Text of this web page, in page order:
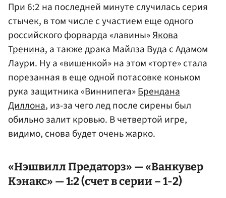
При 6:2 на последней минуте случилась серия
стычек, в том числе с участием еще одного
российского форварда «лавины»Якова
Тренина, а также драка Майлза Вуда с Адамом
Лаури. Ну а «вишенкой» на этом «торте» стала
порезанная в еще одной потасовке коньком
рука защитника «Виннипега»Брендана
Диллона, из-за чего лед после сирены был
обильно залит кровью. В четвертой игре,
видимо, снова будет очень жарко.
«Нэшвилл Предаторз» — «Ванкувер
Кэнакс» — 1:2 (счет в серии – 1-2)